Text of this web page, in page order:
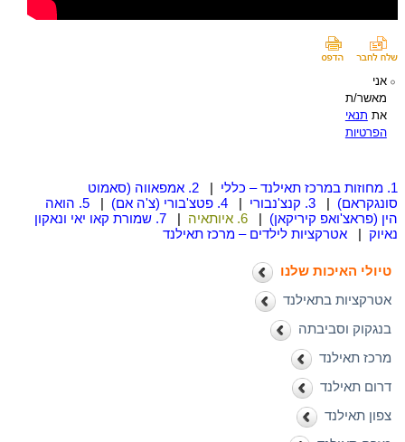
אני
מאשר/ת
את תנאי
הפרטיות
1. מחוזות במרכז תאילנד – כללי |
2. אמפאווה (סאמוט
סונגקראם) | 3. קנצ'נבורי | 4. פטצ'בורי (צ'ה אם) |
5. הואה
הין (פראצ'ואפ קיריקאן) | 6. איותאיה |
7. שמורת קאו יאי ונאקון
נאיוק | אטרקציות לילדים – מרכז תאילנד
טיולי האיכות שלנו
אטרקציות בתאילנד
בנגקוק וסביבתה
מרכז תאילנד
דרום תאילנד
צפון תאילנד